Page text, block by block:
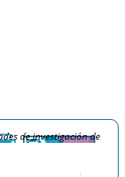
de investigación de